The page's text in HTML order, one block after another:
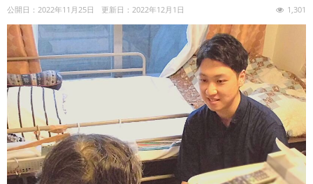
（
ャ
ー
ム
ポ
イ
ン
ト
）
｜
介
護
で
働
く
リ
ア
ル
を
伝
公開日：2022年11月25日 更新日：2022年12月1日 1,301